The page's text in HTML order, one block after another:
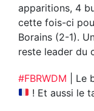
apparitions, 4
cette fois-ci
Borains (2-1).
reste leader du
#FBRWDM | Le
! Et aussi le